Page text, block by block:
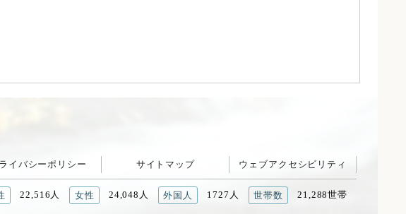
イバシーポリシー サイトマップ ウェブアクセシビリティ
22,516人 女性 24,048人 外国人 1727人 世帯数 21,288世帯